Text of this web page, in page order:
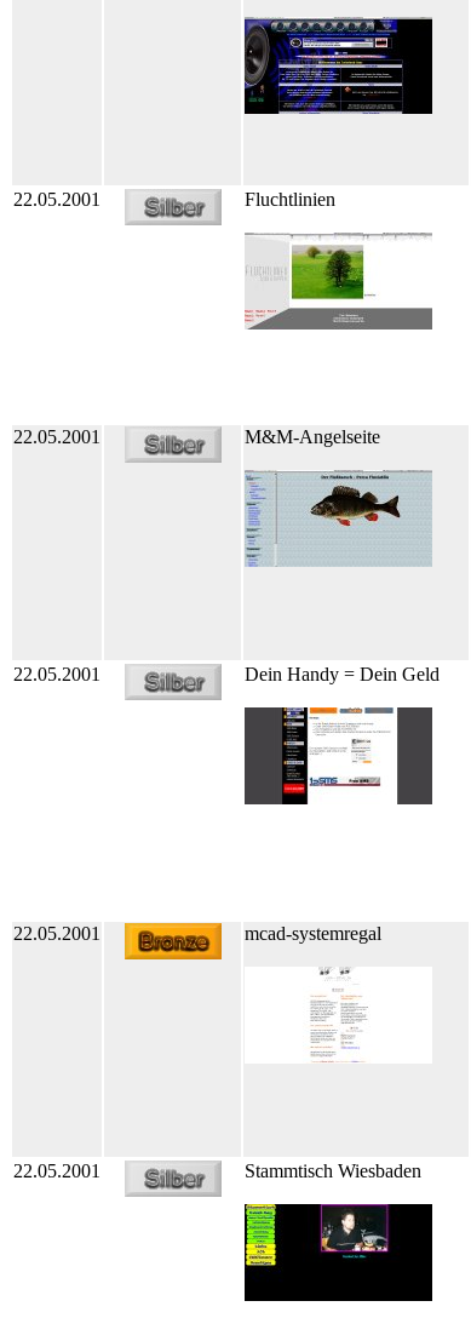
22.05.2001
Fluchtlinien
22.05.2001
M&M-Angelseite
22.05.2001
Dein Handy = Dein Geld
22.05.2001
mcad-systemregal
22.05.2001
Stammtisch Wiesbaden